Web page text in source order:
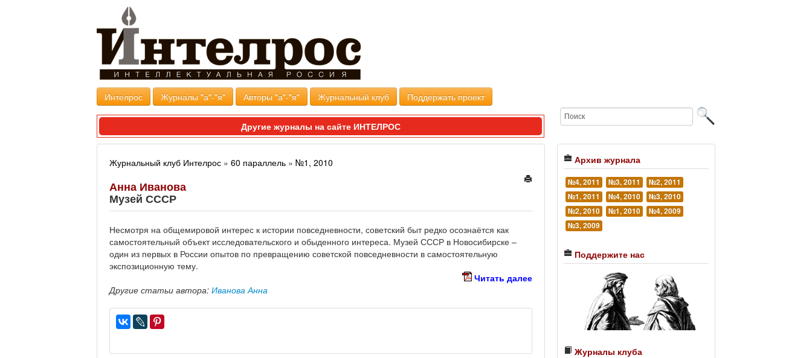
Интелрос Журналы "а"-"я" Авторы "а"-"я" Журнальный клуб Поддержать проект
Другие журналы на сайте ИНТЕЛРОС
Журнальный клуб Интелрос » 60 параллель » №1, 2010
Анна Иванова
Музей СССР
Несмотря на общемировой интерес к истории повседневности, советский быт редко осознаётся как
самостоятельный объект исследовательского и обыденного интереса. Музей СССР в Новосибирске –
один из первых в России опытов по превращению советской повседневности в самостоятельную
экспозиционную тему.
Читать далее
Другие статьи автора: Иванова Анна
Архив журнала
№4, 2011 №3, 2011
№2, 2011
№1, 2011
№4, 2010
№3, 2010
№2, 2010
№1, 2010
№4, 2009
№3, 2009
Поддержите нас
Журналы клуба